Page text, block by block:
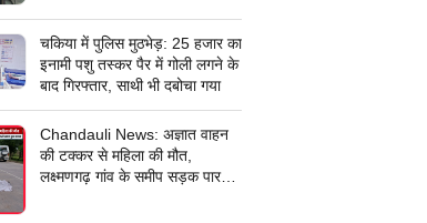
चकिया में पुलिस मुठभेड़: 25 हजार का
इनामी पशु तस्कर पैर में गोली लगने के
बाद गिरफ्तार, साथी भी दबोचा गया
Chandauli News: अज्ञात वाहन
की टक्कर से महिला की मौत,
लक्ष्मणगढ़ गांव के समीप सड़क पार